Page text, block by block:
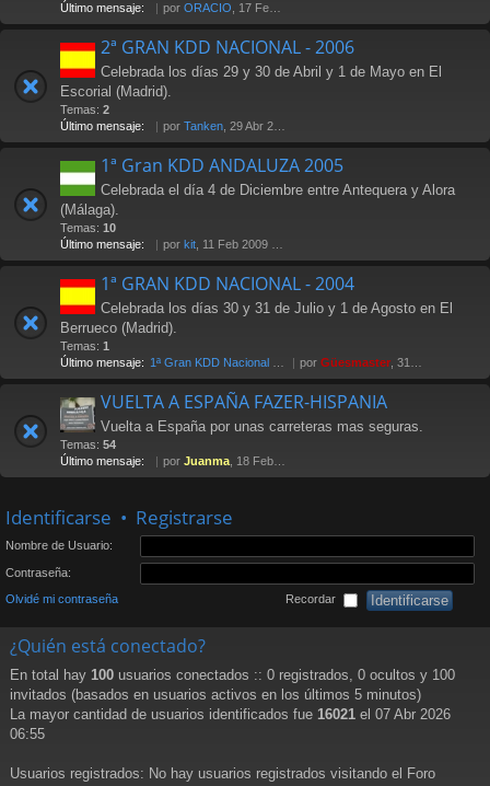
Último mensaje:
por ORACIO , 17 Feb 2007 23:29
2ª GRAN KDD NACIONAL - 2006
Celebrada los días 29 y 30 de Abril y 1 de Mayo en El
Escorial (Madrid).
Temas: 2
Último mensaje:
por Tanken , 29 Abr 2006 14:25
1ª Gran KDD ANDALUZA 2005
Celebrada el día 4 de Diciembre entre Antequera y Alora
(Málaga).
Temas: 10
Último mensaje:
por kit , 11 Feb 2009 17:08
1ª GRAN KDD NACIONAL - 2004
Celebrada los días 30 y 31 de Julio y 1 de Agosto en El
Berrueco (Madrid).
Temas: 1
Último mensaje: 1ª Gran KDD Nacional 2004 por Güesmaster , 31 Oct 2005 11:37
VUELTA A ESPAÑA FAZER-HISPANIA
Vuelta a España por unas carreteras mas seguras.
Temas: 54
Último mensaje:
por Juanma , 18 Feb 2013 12:27
Identificarse • Registrarse
Nombre de Usuario:
Contraseña:
Olvidé mi contraseña Recordar
¿Quién está conectado?
En total hay 100 usuarios conectados :: 0 registrados, 0 ocultos y 100
invitados (basados en usuarios activos en los últimos 5 minutos)
La mayor cantidad de usuarios identificados fue 16021 el 07 Abr 2026
06:55
Usuarios registrados: No hay usuarios registrados visitando el Foro